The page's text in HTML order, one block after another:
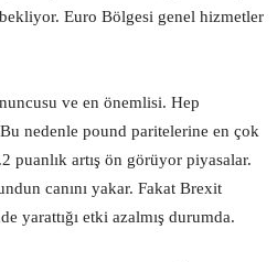
Euro Bölgesi genel hizmetler
ve en önemlisi. Hep
nedenle pound paritelerine en çok
puanlık artış ön görüyor piyasalar.
canını yakar. Fakat Brexit
yarattığı etki azalmış durumda.